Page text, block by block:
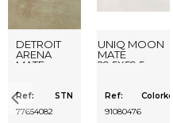
DETROIT
ARENA
MATE
Ref:
77654082
STN
UNIQ MOON
MATE
29,5X59,5
Ref:
91080476
Colorker